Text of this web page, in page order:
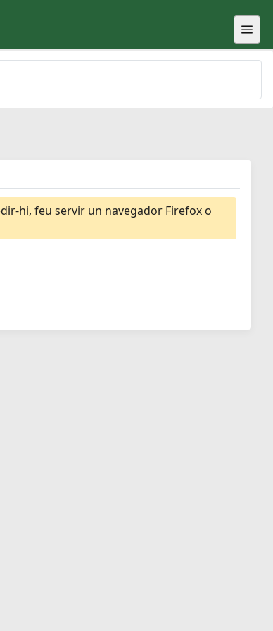
hi, feu servir un navegador Firefox o